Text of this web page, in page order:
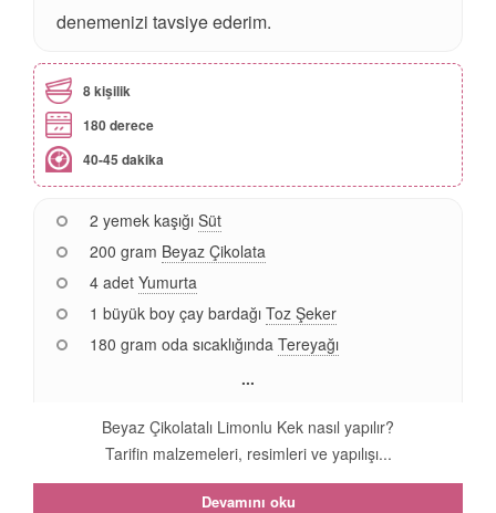
denemenizi tavsiye ederim.
8 kişilik
180 derece
40-45 dakika
2 yemek kaşığı Süt
200 gram Beyaz Çikolata
4 adet Yumurta
1 büyük boy çay bardağı Toz Şeker
180 gram oda sıcaklığında Tereyağı
...
Beyaz Çikolatalı Limonlu Kek nasıl yapılır?
Tarifin malzemeleri, resimleri ve yapılışı...
Devamını oku